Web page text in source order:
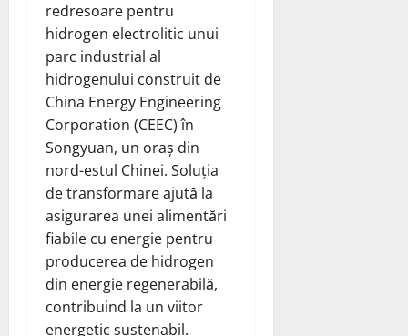
redresoare pentru
hidrogen electrolitic unui
parc industrial al
hidrogenului construit de
China Energy Engineering
Corporation (CEEC) în
Songyuan, un oraș din
nord-estul Chinei. Soluția
de transformare ajută la
asigurarea unei alimentări
fiabile cu energie pentru
producerea de hidrogen
din energie regenerabilă,
contribuind la un viitor
energetic sustenabil.